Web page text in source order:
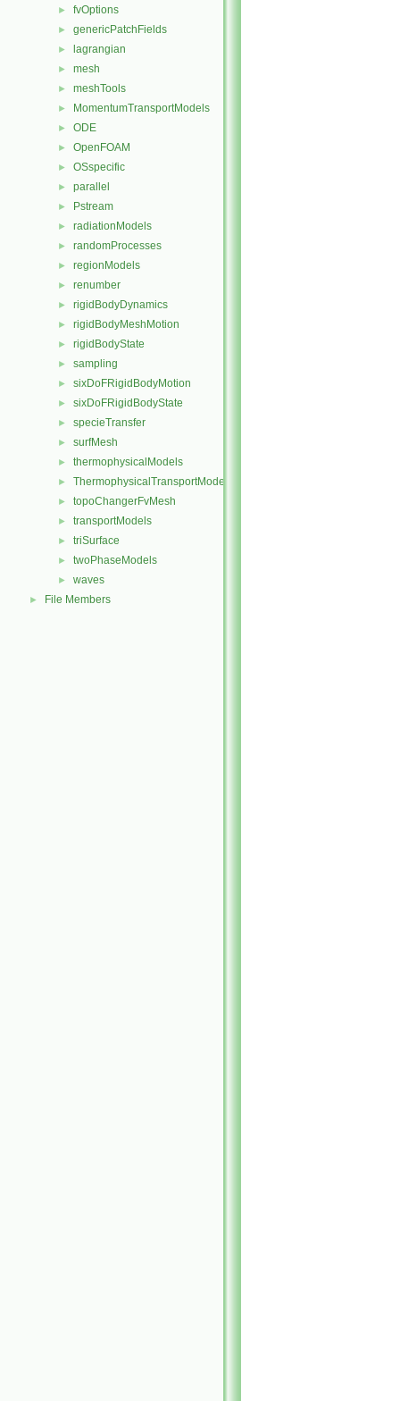
► fvOptions
► genericPatchFields
► lagrangian
► mesh
► meshTools
► MomentumTransportModels
► ODE
► OpenFOAM
► OSspecific
► parallel
► Pstream
► radiationModels
► randomProcesses
► regionModels
► renumber
► rigidBodyDynamics
► rigidBodyMeshMotion
► rigidBodyState
► sampling
► sixDoFRigidBodyMotion
► sixDoFRigidBodyState
► specieTransfer
► surfMesh
► thermophysicalModels
► ThermophysicalTransportModels
► topoChangerFvMesh
► transportModels
► triSurface
► twoPhaseModels
► waves
► File Members